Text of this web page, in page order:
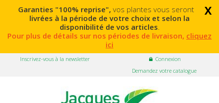
x
Garanties "100% reprise", vos plantes vous seront
livrées à la période de votre choix et selon la
disponibilité de vos articles.
Pour plus de détails sur nos périodes de livraison, cliquez
ici
Connexion
Inscrivez-vous à la newsletter
Demandez votre catalogue